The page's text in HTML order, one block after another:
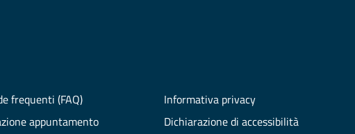
frequenti (FAQ)
appuntamento
Informativa privacy
Dichiarazione di accessibilità